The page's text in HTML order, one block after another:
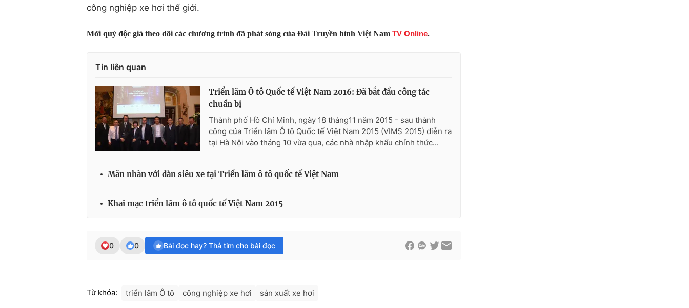
công nghiệp xe hơi thế giới.
Mời quý độc giả theo dõi các chương trình đã phát sóng của Đài Truyền hình Việt Nam TV Online.
Tin liên quan
Triển lãm Ô tô Quốc tế Việt Nam 2016: Đã bắt đầu công tác
chuẩn bị
Thành phố Hồ Chí Minh, ngày 18 tháng11 năm 2015 - sau thành
công của Triển lãm Ô tô Quốc tế Việt Nam 2015 (VIMS 2015) diễn ra
tại Hà Nội vào tháng 10 vừa qua, các nhà nhập khẩu chính thức...
Mãn nhãn với dàn siêu xe tại Triển lãm ô tô quốc tế Việt Nam
Khai mạc triển lãm ô tô quốc tế Việt Nam 2015
0 0 Bài đọc hay? Thả tim cho bài đọc
Từ khóa: triển lãm Ô tô công nghiệp xe hơi sản xuất xe hơi